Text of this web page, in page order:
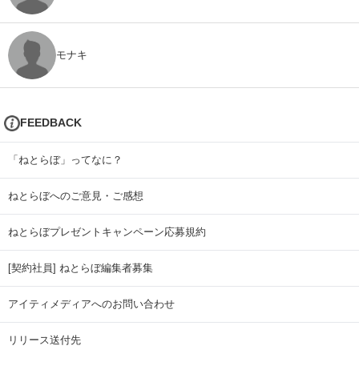
モナキ
FEEDBACK
「ねとらぼ」ってなに？
ねとらぼへのご意見・ご感想
ねとらぼプレゼントキャンペーン応募規約
[契約社員] ねとらぼ編集者募集
アイティメディアへのお問い合わせ
リリース送付先